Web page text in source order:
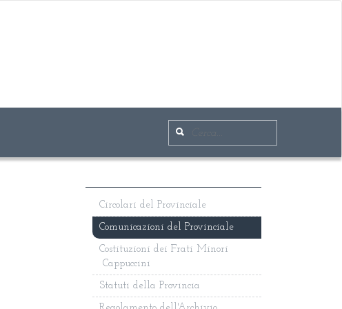
Circolari del Provinciale
Comunicazioni del Provinciale
Costituzioni dei Frati Minori
Cappuccini
Statuti della Provincia